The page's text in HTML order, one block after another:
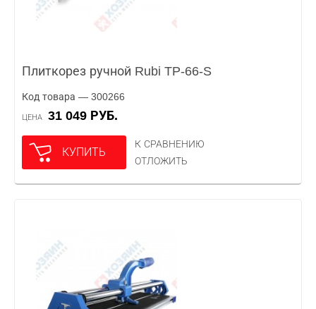
Плиткорез ручной Rubi TP-66-S
Код товара — 300266
ЦЕНА 31 049 РУБ.
КУПИТЬ
К СРАВНЕНИЮ
ОТЛОЖИТЬ